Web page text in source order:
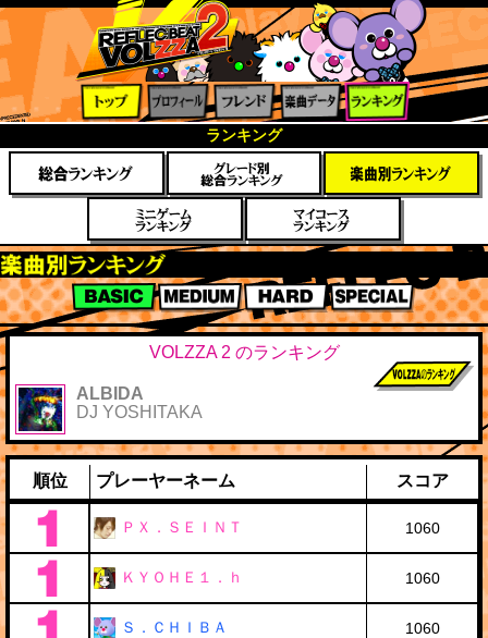
ィール
フレン
ド
楽曲デ
ータ
ング
ランキング
楽曲別スコアランキング
BASIC MEDIUM HARD SPECIAL
VOLZZA 2 のランキング
ALBIDA
DJ YOSHITAKA
順位 プレーヤーネーム スコア
ＰＸ．ＳＥＩＮＴ 1060
ＫＹＯＨＥ１．ｈ 1060
Ｓ．ＣＨＩＢＡ 1060